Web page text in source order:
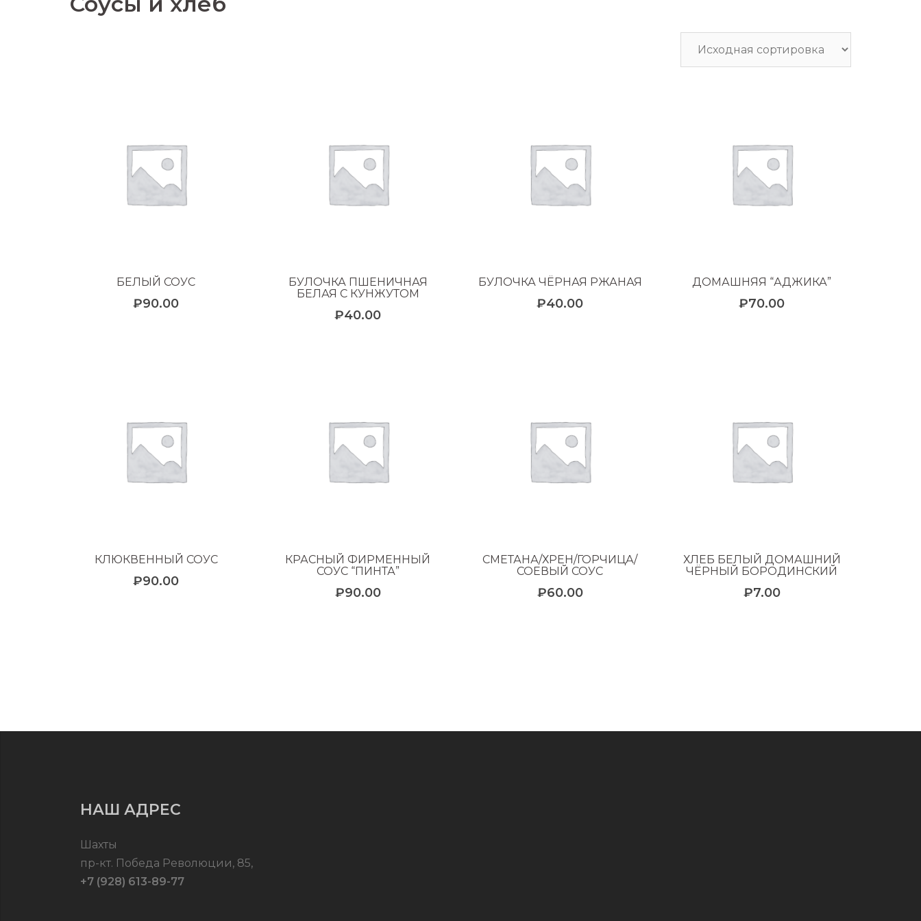
БЕЛЫЙ СОУС
₽90.00
БУЛОЧКА ПШЕНИЧНАЯ
БЕЛАЯ С КУНЖУТОМ
₽40.00
БУЛОЧКА ЧЁРНАЯ РЖАНАЯ
₽40.00
ДОМАШНЯЯ “АДЖИКА”
₽70.00
КЛЮКВЕННЫЙ СОУС
₽90.00
КРАСНЫЙ ФИРМЕННЫЙ
СОУС “ПИНТА”
₽90.00
СМЕТАНА/ХРЕН/ГОРЧИЦА/
СОЕВЫЙ СОУС
₽60.00
ХЛЕБ БЕЛЫЙ ДОМАШНИЙ
ЧЁРНЫЙ БОРОДИНСКИЙ
₽7.00
НАШ АДРЕС
Шахты
пр-кт. Победа Революции, 85,
+7 (928) 613-89-77